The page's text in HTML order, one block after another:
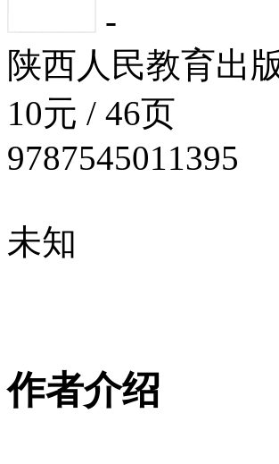
-
陕西人民教育出
10元 / 46页
9787545011395
未知
作者介绍